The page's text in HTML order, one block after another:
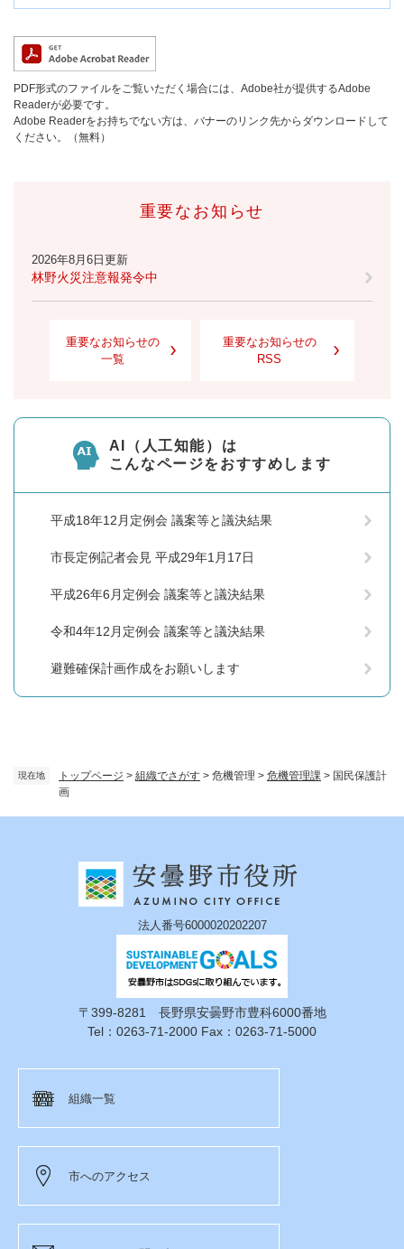
現在地 トップページ > 組織でさがす > 危機管理 > 危機管理課 > 国民保護計
画
PDF形式のファイルをご覧いただく場合には、Adobe社が提供するAdobe
Readerが必要です。
Adobe Readerをお持ちでない方は、バナーのリンク先からダウンロードして
ください。（無料）
重要なお知らせ
2026年8月6日更新
林野火災注意報発令中
重要なお知らせの
一覧
重要なお知らせの
RSS
AI（人工知能）は
こんなページをおすすめします
平成18年12月定例会 議案等と議決結果
市長定例記者会見 平成29年1月17日
平成26年6月定例会 議案等と議決結果
令和4年12月定例会 議案等と議決結果
避難確保計画作成をお願いします
法人番号6000020202207
〒399-8281 長野県安曇野市豊科6000番地
Tel：0263-71-2000 Fax：0263-71-5000
組織一覧
市へのアクセス